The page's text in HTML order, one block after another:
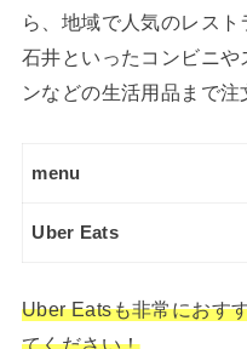
ら、地域で人気のレス
石井といったコンビニ
ンなどの生活用品まで注
menu
Uber Eats
Uber Eatsも非常におす